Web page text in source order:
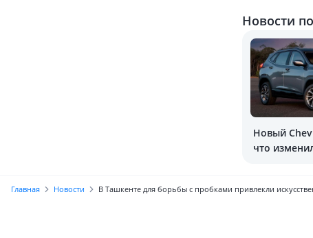
Новости
Новый
что
Главная Новости В Ташкенте для борьбы с пробками привлекли